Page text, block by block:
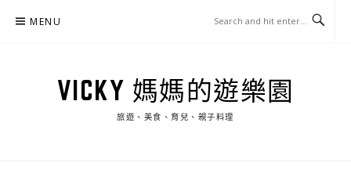
MENU
VICKY 媽媽的遊樂園
旅遊、美食、育兒、親子料理